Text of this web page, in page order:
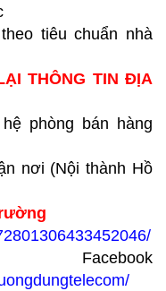
tiêu chuẩn nhà
THÔNG TIN ĐỊA
phòng bán hàng
nơi (Nội thành Hồ